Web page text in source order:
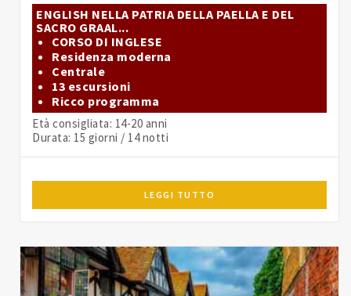
ENGLISH NELLA PATRIA DELLA PAELLA E DEL
SACRO GRAAL...
CORSO DI INGLESE
Residenza moderna
Centrale
13 escursioni
Ricco programma
Età consigliata: 14-20 anni
Durata: 15 giorni / 14 notti
LEGGI TUTTO